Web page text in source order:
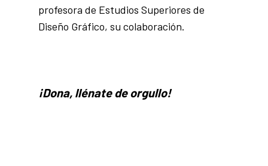
profesora de Estudios Superiores de
Diseño Gráfico, su colaboración.
¡Dona, llénate de orgullo!